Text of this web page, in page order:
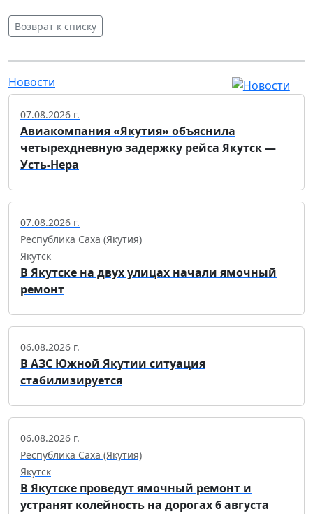
Возврат к списку
Новости
07.08.2026 г.
Авиакомпания «Якутия» объяснила
четырехдневную задержку рейса Якутск —
Усть-Нера
07.08.2026 г.
Республика Саха (Якутия)
Якутск
В Якутске на двух улицах начали ямочный
ремонт
06.08.2026 г.
В АЗС Южной Якутии ситуация
стабилизируется
06.08.2026 г.
Республика Саха (Якутия)
Якутск
В Якутске проведут ямочный ремонт и
устранят колейность на дорогах 6 августа